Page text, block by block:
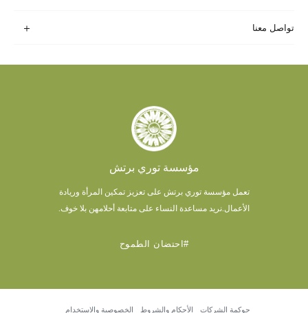
تواصل معنا
مؤسسة توري برتش
تعمل مؤسسة توري برتش على تعزيز تمكين المرأة وريادة
الأعمال. نريد مساعدة النساء على متابعة أحلامهن بلا خوف.
#احتضان الطموح
حوكمة الشركات الأحكام والشروط الخصوصية والاستخدام